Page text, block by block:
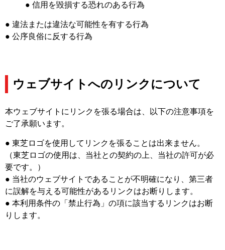
● 信用を毀損する恐れのある行為
● 違法または違法な可能性を有する行為
● 公序良俗に反する行為
ウェブサイトへのリンクについて
本ウェブサイトにリンクを張る場合は、以下の注意事項を
ご了承願います。
● 東芝ロゴを使用してリンクを張ることは出来ません。
（東芝ロゴの使用は、当社との契約の上、当社の許可が必
要です。）
● 当社のウェブサイトであることが不明確になり、第三者
に誤解を与える可能性があるリンクはお断りします。
● 本利用条件の「禁止行為」の項に該当するリンクはお断
りします。